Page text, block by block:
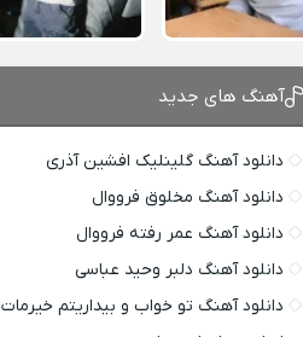
آهنگ های جدید
دانلود آهنگ گلینلیک افشین آذری
دانلود آهنگ مخلوق فرووال
دانلود آهنگ عمر رفته فرووال
دانلود آهنگ دلبر وحید عباسی
دانلود آهنگ تو خواب و بیداریتم خیرمات